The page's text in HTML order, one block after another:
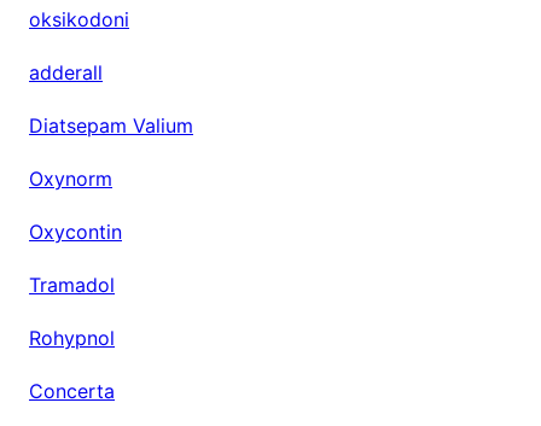
oksikodoni
adderall
Diatsepam Valium
Oxynorm
Oxycontin
Tramadol
Rohypnol
Concerta